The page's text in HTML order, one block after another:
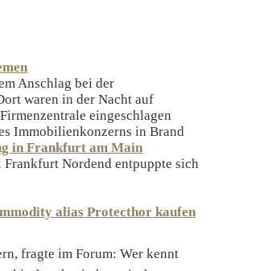
Anschlag bei der
waren in der Nacht auf
eingeschlagen
Immobilienkonzerns in Brand
in Frankfurt am Main
Nordend entpuppte sich
alias Protecthor kaufen
fragte im Forum: Wer kennt